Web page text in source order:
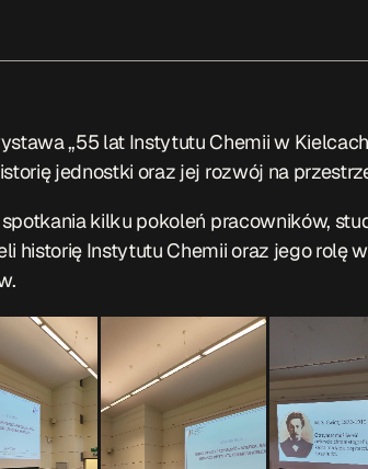
„55 lat Instytutu Chemii w
jednostki oraz jej rozwój na
kilku pokoleń pracowników,
historię Instytutu Chemii oraz jego rolę